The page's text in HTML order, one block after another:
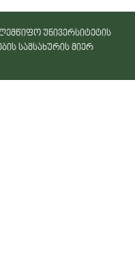
უნივერსიტეტის
სამსახურის მიერ